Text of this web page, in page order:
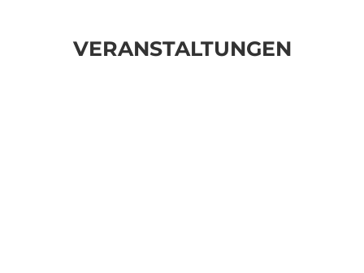
VERANSTALTUNGEN